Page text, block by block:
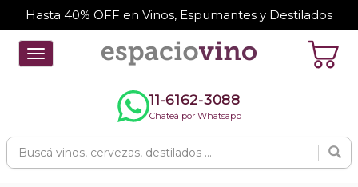
Hasta 40% OFF en Vinos, Espumantes y Destilados
Toggle
navigation
11-6162-3088
Chateá por Whatsapp